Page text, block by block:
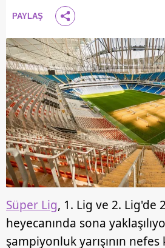
PAYLAŞ
Süper Lig, 1. Lig ve 2. Lig'de
heyecanında sona
şampiyonluk yarışının